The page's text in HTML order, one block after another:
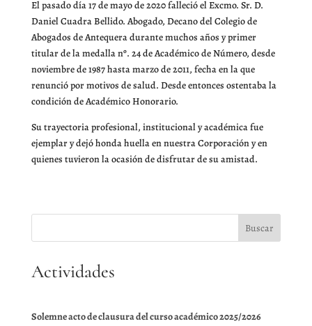
El pasado día 17 de mayo de 2020 falleció el Excmo. Sr. D.
Daniel Cuadra Bellido. Abogado, Decano del Colegio de
Abogados de Antequera durante muchos años y primer
titular de la medalla nº. 24 de Académico de Número, desde
noviembre de 1987 hasta marzo de 2011, fecha en la que
renunció por motivos de salud. Desde entonces ostentaba la
condición de Académico Honorario.
Su trayectoria profesional, institucional y académica fue
ejemplar y dejó honda huella en nuestra Corporación y en
quienes tuvieron la ocasión de disfrutar de su amistad.
Actividades
Solemne acto de clausura del curso académico 2025/2026